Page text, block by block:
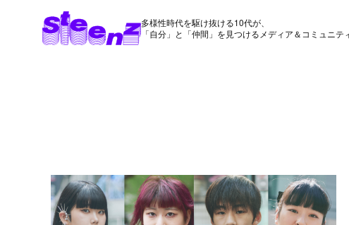
多様性時代を駆け抜ける10代が、
「自分」と「仲間」を見つけるメディア＆コミュニテ